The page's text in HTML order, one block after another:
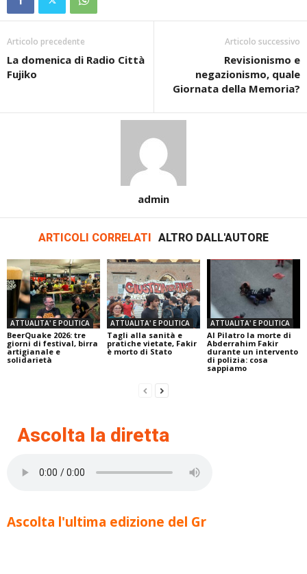
Articolo precedente
La domenica di Radio Città
Fujiko
Articolo successivo
Revisionismo e
negazionismo, quale
Giornata della Memoria?
admin
ARTICOLI CORRELATI ALTRO DALL'AUTORE
ATTUALITA' E POLITICA
BeerQuake 2026: tre
giorni di festival, birra
artigianale e
solidarietà
ATTUALITA' E POLITICA
Tagli alla sanità e
pratiche vietate, Fakir
è morto di Stato
ATTUALITA' E POLITICA
Al Pilatro la morte di
Abderrahim Fakir
durante un intervento
di polizia: cosa
sappiamo
Ascolta la diretta
Ascolta l'ultima edizione del Gr